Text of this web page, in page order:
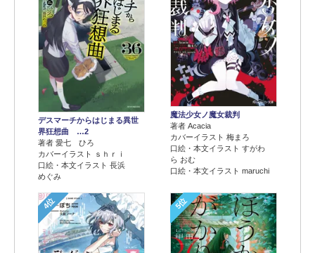
デスマーチからはじまる異世
界狂想曲 …2
著者 愛七 ひろ
カバーイラスト ｓｈｒｉ
口絵・本文イラスト 長浜
めぐみ
魔法少女ノ魔女裁判
著者 Acacia
カバーイラスト 梅まろ
口絵・本文イラスト すがわ
ら おむ
口絵・本文イラスト maruchi
4位 5位